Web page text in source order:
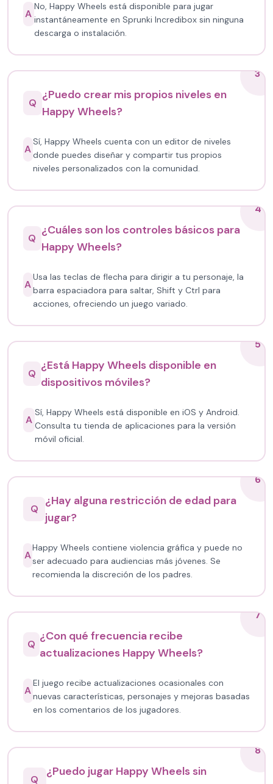
A
No, Happy Wheels está disponible para jugar
instantáneamente en Sprunki Incredibox sin ninguna
descarga o instalación.
3
Q
¿Puedo crear mis propios niveles en
Happy Wheels?
A
Sí, Happy Wheels cuenta con un editor de niveles
donde puedes diseñar y compartir tus propios
niveles personalizados con la comunidad.
4
Q
¿Cuáles son los controles básicos para
Happy Wheels?
A
Usa las teclas de flecha para dirigir a tu personaje, la
barra espaciadora para saltar, Shift y Ctrl para
acciones, ofreciendo un juego variado.
5
Q
¿Está Happy Wheels disponible en
dispositivos móviles?
A
Sí, Happy Wheels está disponible en iOS y Android.
Consulta tu tienda de aplicaciones para la versión
móvil oficial.
6
Q
¿Hay alguna restricción de edad para
jugar?
A
Happy Wheels contiene violencia gráfica y puede no
ser adecuado para audiencias más jóvenes. Se
recomienda la discreción de los padres.
7
Q
¿Con qué frecuencia recibe
actualizaciones Happy Wheels?
A
El juego recibe actualizaciones ocasionales con
nuevas características, personajes y mejoras basadas
en los comentarios de los jugadores.
8
Q
¿Puedo jugar Happy Wheels sin